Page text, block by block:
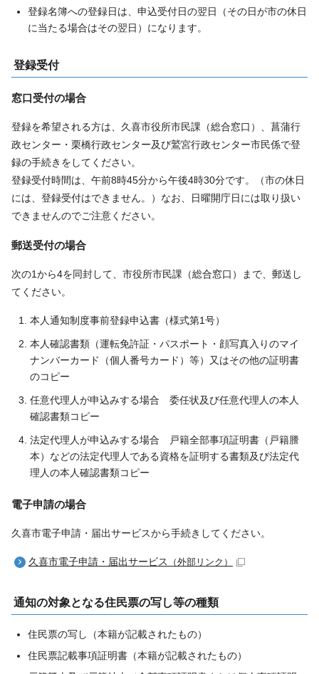
登録名簿への登録日は、申込受付日の翌日（その日が市の休日
に当たる場合はその翌日）になります。
登録受付
窓口受付の場合
登録を希望される方は、久喜市役所市民課（総合窓口）、菖蒲行
政センター・栗橋行政センター及び鷲宮行政センター市民係で登
録の手続きをしてください。
登録受付時間は、午前8時45分から午後4時30分です。（市の休日
には、登録受付はできません。）なお、日曜開庁日には取り扱い
できませんのでご注意ください。
郵送受付の場合
次の1から4を同封して、市役所市民課（総合窓口）まで、郵送し
てください。
本人通知制度事前登録申込書（様式第1号）
本人確認書類（運転免許証・パスポート・顔写真入りのマイ
ナンバーカード（個人番号カード）等）又はその他の証明書
のコピー
任意代理人が申込みする場合 委任状及び任意代理人の本人
確認書類コピー
法定代理人が申込みする場合 戸籍全部事項証明書（戸籍謄
本）などの法定代理人である資格を証明する書類及び法定代
理人の本人確認書類コピー
電子申請の場合
久喜市電子申請・届出サービスから手続きしてください。
久喜市電子申請・届出サービス （外部リンク）
通知の対象となる住民票の写し等の種類
住民票の写し（本籍が記載されたもの）
住民票記載事項証明書（本籍が記載されたもの）